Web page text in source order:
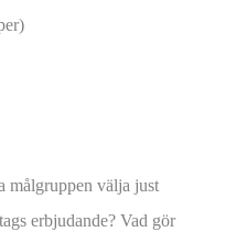
målgruppen välja just
erbjudande? Vad gör